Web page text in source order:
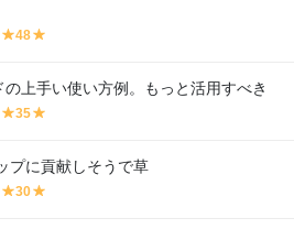
y
lo
w
48
lo
w
の上手い使い方例。もっと活用すべき
y
lo
w
35
lo
w
プに貢献しそうで草
y
30